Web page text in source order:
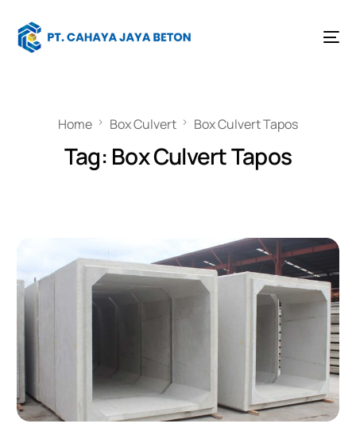
Home Box Culvert Box Culvert Tapos
Tag: Box Culvert Tapos